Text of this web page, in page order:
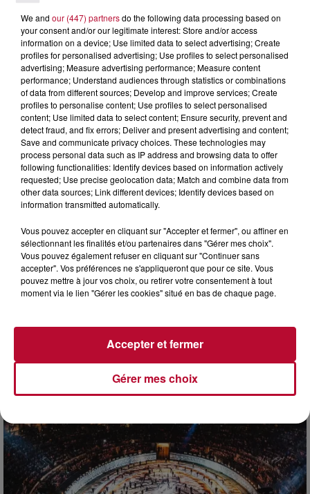
7 août 2026
NOS IDÉES DE SORTIE POUR CE WEEK-END
Comme tous les vendredis, voici une petite sélection des
rendez-vous à ne pas manquer dans le coin. Que vous ayez
envie de voyager à l'autre bout du monde,...
We and our (447) partnersdo the following data processing based on
your consent and/or our legitimate interest: Store and/or access
information on a device; Use limited data to select advertising; Create
profiles for personalised advertising; Use profiles to select personalised
advertising; Measure advertising performance; Measure content
performance; Understand audiences through statistics or combinations
of data from different sources; Develop and improve services; Create
profiles to personalise content; Use profiles to select personalised
content; Use limited data to select content; Ensure security, prevent and
detect fraud, and fix errors; Deliver and present advertising and content;
Save and communicate privacy choices. These technologies may
process personal data such as IP address and browsing data to offer
following functionalities: Identify devices based on information actively
requested; Use precise geolocation data; Match and combine data from
other data sources; Link different devices; Identify devices based on
information transmitted automatically.
Vous pouvez accepter en cliquant sur "Accepter et fermer", ou affiner en
sélectionnant les finalités et/ou partenaires dans "Gérer mes choix".
Vous pouvez également refuser en cliquant sur "Continuer sans
accepter". Vos préférences ne s'appliqueront que pour ce site. Vous
pouvez mettre à jour vos choix, ou retirer votre consentement à tout
moment via le lien "Gérer les cookies" situé en bas de chaque page.
Gérer mes choix
Accepter et fermer